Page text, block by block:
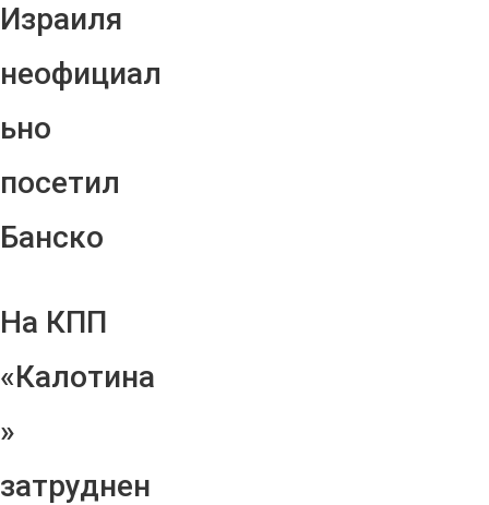
Израиля
неофициал
ьно
посетил
Банско
На КПП
«Калотина
»
затруднен